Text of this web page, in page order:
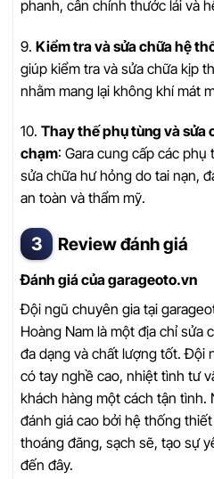
phanh, cân chỉnh thước lái và
9. Kiểm tra và sửa chữa hệ
giúp kiểm tra và sửa chữa kịp
nhằm mang lại không khí mát
10. Thay thế phụ tùng và sửa
chạm: Gara cung cấp các
sửa chữa hư hỏng do tai nạn,
an toàn và thẩm mỹ.
Review đánh giá
Đánh giá của garageoto.vn
Đội ngũ chuyên gia tại
Hoàng Nam là một địa chỉ sửa
đa dạng và chất lượng tốt. Đội
có tay nghề cao, nhiệt tình tư
khách hàng một cách tận tình.
đánh giá cao bởi hệ thống
thoáng đãng, sạch sẽ, tạo sự
đến đây.